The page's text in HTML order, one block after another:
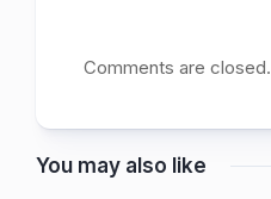
Comments are closed.
You may also like